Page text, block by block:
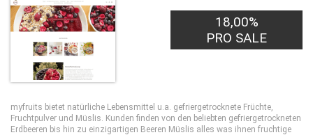
18,00%
PRO SALE
myfruits bietet natürliche Lebensmittel u.a. gefriergetrocknete Früchte,
Fruchtpulver und Müslis. Kunden finden von den beliebten gefriergetrockneten
Erdbeeren bis hin zu einzigartigen Beeren Müslis alles was ihnen fruchtige